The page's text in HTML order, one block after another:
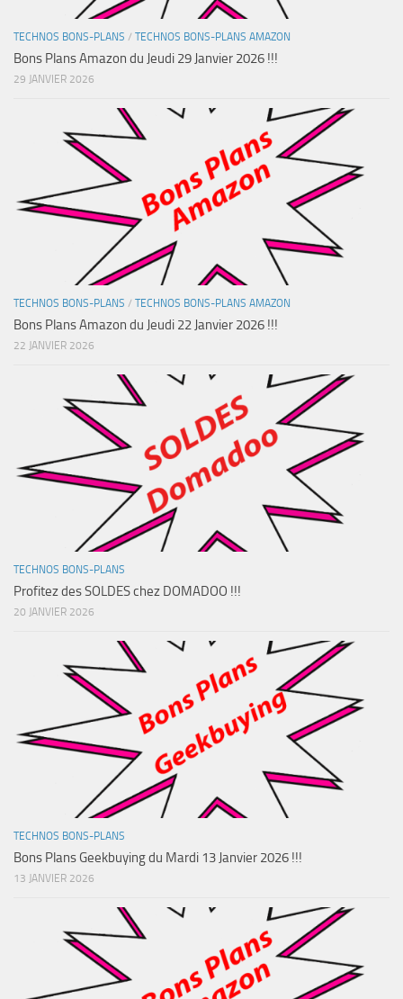
TECHNOS BONS-PLANS / TECHNOS BONS-PLANS AMAZON
Bons Plans Amazon du Jeudi 29 Janvier 2026 !!!
29 JANVIER 2026
TECHNOS BONS-PLANS / TECHNOS BONS-PLANS AMAZON
Bons Plans Amazon du Jeudi 22 Janvier 2026 !!!
22 JANVIER 2026
TECHNOS BONS-PLANS
Profitez des SOLDES chez DOMADOO !!!
20 JANVIER 2026
TECHNOS BONS-PLANS
Bons Plans Geekbuying du Mardi 13 Janvier 2026 !!!
13 JANVIER 2026